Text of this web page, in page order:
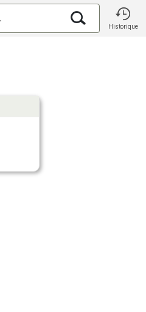
Historique